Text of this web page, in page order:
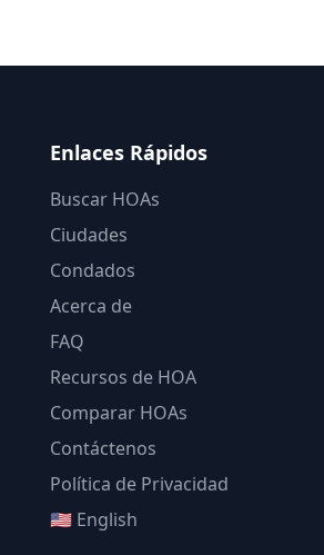
Enlaces Rápidos
Buscar HOAs
Ciudades
Condados
Acerca de
FAQ
Recursos de HOA
Comparar HOAs
Contáctenos
Política de Privacidad
🇺🇸 English